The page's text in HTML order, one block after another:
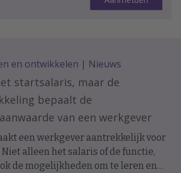
en ontwikkelen | Nieuws
startsalaris, maar de
bepaalt de
van een werkgever
een werkgever aantrekkelijk voor
alleen het salaris of de functie,
de mogelijkheden om te leren en